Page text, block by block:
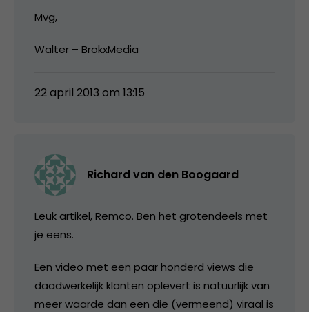
Mvg,
Walter – BrokxMedia
22 april 2013 om 13:15
Richard van den Boogaard
Leuk artikel, Remco. Ben het grotendeels met
je eens.
Een video met een paar honderd views die
daadwerkelijk klanten oplevert is natuurlijk van
meer waarde dan een die (vermeend) viraal is